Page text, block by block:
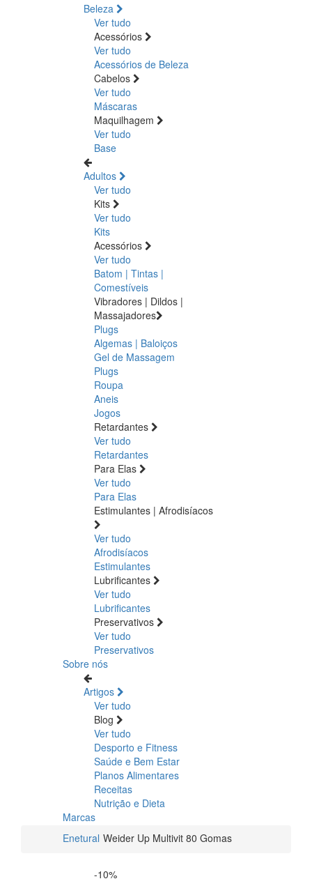
Beleza
Ver tudo
Acessórios
Ver tudo
Acessórios de Beleza
Cabelos
Ver tudo
Máscaras
Maquilhagem
Ver tudo
Base
Adultos
Ver tudo
Kits
Ver tudo
Kits
Acessórios
Ver tudo
Batom | Tintas |
Comestíveis
Vibradores | Dildos |
Massajadores
Plugs
Algemas | Baloiços
Gel de Massagem
Plugs
Roupa
Aneis
Jogos
Retardantes
Ver tudo
Retardantes
Para Elas
Ver tudo
Para Elas
Estimulantes | Afrodisíacos
Ver tudo
Afrodisíacos
Estimulantes
Lubrificantes
Ver tudo
Lubrificantes
Preservativos
Ver tudo
Preservativos
Sobre nós
Artigos
Ver tudo
Blog
Ver tudo
Desporto e Fitness
Saúde e Bem Estar
Planos Alimentares
Receitas
Nutrição e Dieta
Marcas
Enetural Weider Up Multivit 80 Gomas
-10%